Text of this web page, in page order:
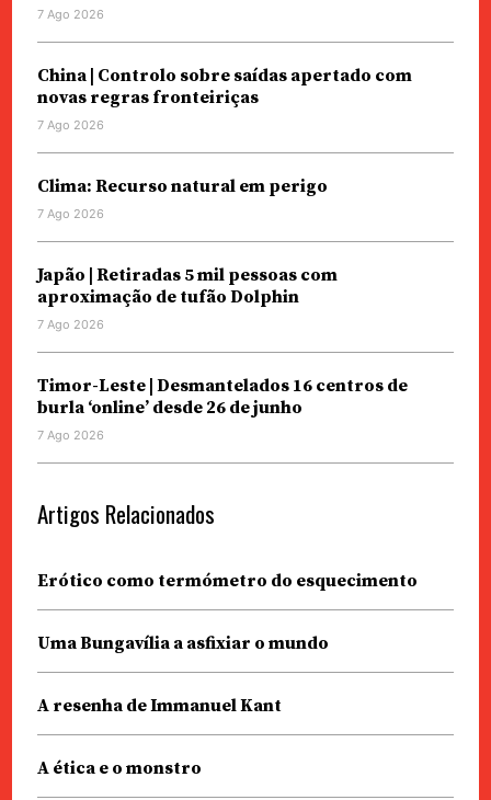
7 Ago 2026
China | Controlo sobre saídas apertado com
novas regras fronteiriças
7 Ago 2026
Clima: Recurso natural em perigo
7 Ago 2026
Japão | Retiradas 5 mil pessoas com
aproximação de tufão Dolphin
7 Ago 2026
Timor-Leste | Desmantelados 16 centros de
burla ‘online’ desde 26 de junho
7 Ago 2026
Artigos Relacionados
Erótico como termómetro do esquecimento
Uma Bungavília a asfixiar o mundo
A resenha de Immanuel Kant
A ética e o monstro